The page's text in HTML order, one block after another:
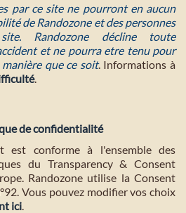
par ce site ne pourront en aucun
de Randozone et des personnes
Randozone décline toute
et ne pourra etre tenu pour
que ce soit. Informations à
.
de confidentialité
est conforme à l'ensemble des
du Transparency & Consent
Randozone utilise la Consent
Vous pouvez modifier vos choix
ici.